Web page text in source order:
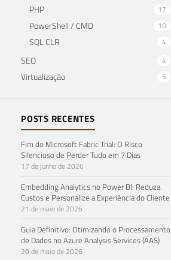
PHP 17
PowerShell / CMD 10
SQL CLR 4
SEO 4
Virtualização 5
POSTS RECENTES
Fim do Microsoft Fabric Trial: O Risco
Silencioso de Perder Tudo em 7 Dias
17 de junho de 2026
Embedding Analytics no Power BI: Reduza
Custos e Personalize a Experiência do Cliente
21 de maio de 2026
Guia Definitivo: Otimizando o Processamento
de Dados no Azure Analysis Services (AAS)
20 de maio de 2026